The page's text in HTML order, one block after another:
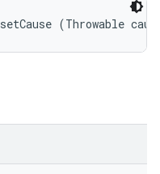
setCause (Throwable